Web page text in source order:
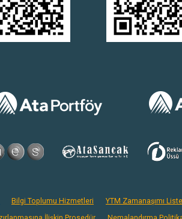
Bilgi Toplumu Hizmetleri
YTM Zamanaşımı